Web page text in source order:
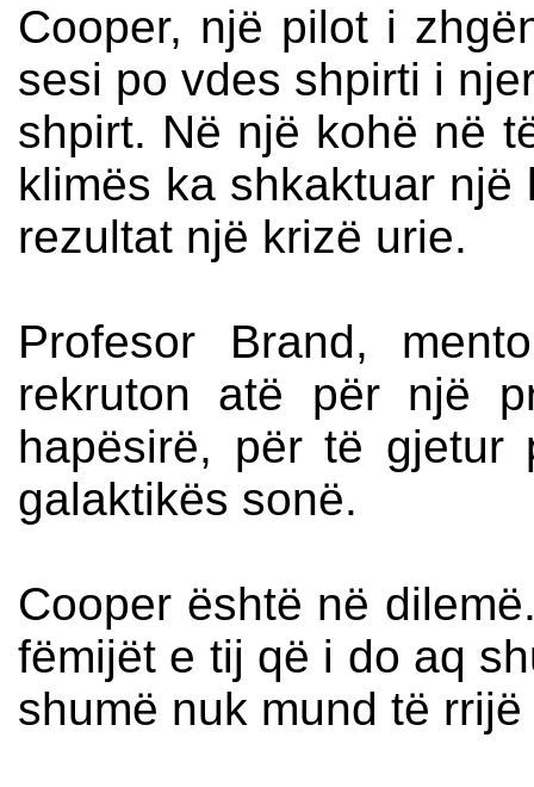
Cooper, një pilot i
sesi po vdes shpirti i
shpirt. Në një kohë në
klimës ka shkaktuar
rezultat një krizë urie.
Profesor Brand,
rekruton atë për një
hapësirë, për të gjetur
galaktikës sonë.
Cooper është në
fëmijët e tij që i do aq
shumë nuk mund të